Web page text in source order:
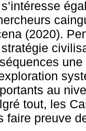
(2020).
au
tout, les
faire preuve